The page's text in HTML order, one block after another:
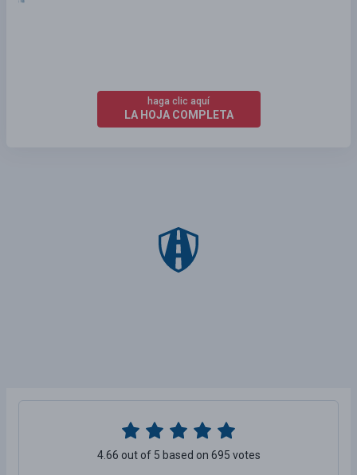
4.66 out of 5 based on 695 votes
haga clic aquí
LA HOJA COMPLETA